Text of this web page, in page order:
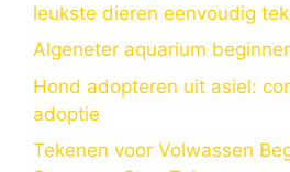
leukste dieren eenvoudig
Algeneter aquarium
Hond adopteren uit asiel:
adoptie
Tekenen voor Volwassen